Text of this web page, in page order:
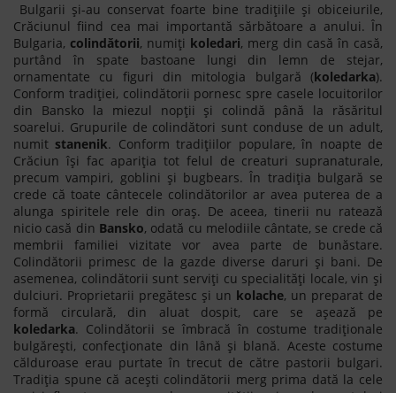
Bulgarii și-au conservat foarte bine tradițiile și obiceiurile,
Crăciunul fiind cea mai importantă sărbătoare a anului. În
Bulgaria, colindătorii, numiți koledari, merg din casă în casă,
purtând în spate bastoane lungi din lemn de stejar,
ornamentate cu figuri din mitologia bulgară (koledarka).
Conform tradiției, colindătorii pornesc spre casele locuitorilor
din Bansko la miezul nopții și colindă până la răsăritul
soarelui. Grupurile de colindători sunt conduse de un adult,
numit stanenik. Conform tradițiilor populare, în noapte de
Crăciun își fac apariția tot felul de creaturi supranaturale,
precum vampiri, goblini și bugbears. În tradiția bulgară se
crede că toate cântecele colindătorilor ar avea puterea de a
alunga spiritele rele din oraș. De aceea, tinerii nu ratează
nicio casă din Bansko, odată cu melodiile cântate, se crede că
membrii familiei vizitate vor avea parte de bunăstare.
Colindătorii primesc de la gazde diverse daruri și bani. De
asemenea, colindătorii sunt serviți cu specialități locale, vin și
dulciuri. Proprietarii pregătesc și un kolache, un preparat de
formă circulară, din aluat dospit, care se așează pe
koledarka. Colindătorii se îmbracă în costume tradiționale
bulgărești, confecționate din lână și blană. Aceste costume
călduroase erau purtate în trecut de către pastorii bulgari.
Tradiția spune că acești colindătorii merg prima dată la cele